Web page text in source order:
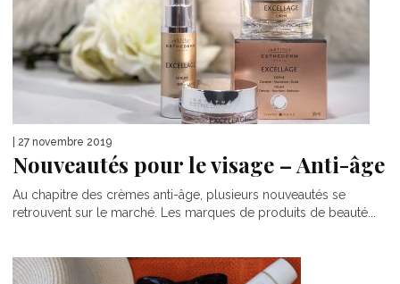
| 27 novembre 2019
Nouveautés pour le visage – Anti-âge
Au chapitre des crèmes anti-âge, plusieurs nouveautés se
retrouvent sur le marché. Les marques de produits de beauté...